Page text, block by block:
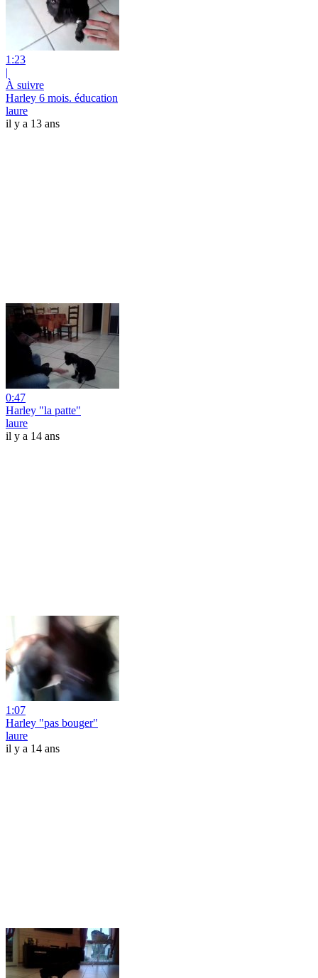
1:23
|
À suivre
Harley 6 mois. éducation
laure
il y a 13 ans
0:47
Harley "la patte"
laure
il y a 14 ans
1:07
Harley "pas bouger"
laure
il y a 14 ans